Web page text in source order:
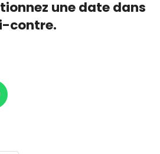
une date dans
contre.